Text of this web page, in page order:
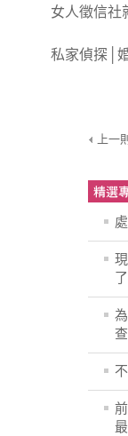
女人徵信社
私家偵探 │
上一則